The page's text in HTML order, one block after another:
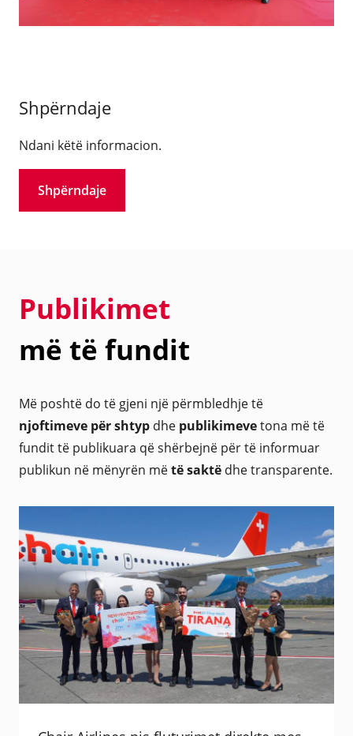
Shpërndaje
Ndani këtë informacion.
Shpërndaje
Publikimet
më të fundit
Më poshtë do të gjeni një përmbledhje të
njoftimeve për shtyp dhe publikimevetona më të
fundit të publikuara që shërbejnë për të informuar
publikun në mënyrën mëtë saktë dhe transparente.